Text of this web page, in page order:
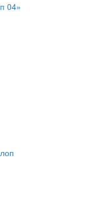
04»